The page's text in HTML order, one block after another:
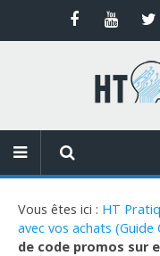
Vous êtes ici : HT
avec vos achats (Guide
de code promos sur